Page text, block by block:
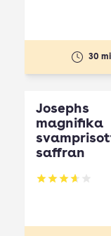
30
Josephs
magnifika
saffran
Betyg: 3.63 av